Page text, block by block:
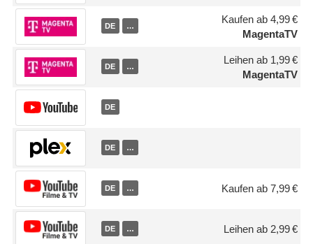
DE …
Kaufen ab 4,99 €
MagentaTV
DE …
Leihen ab 1,99 €
MagentaTV
DE
DE …
DE … Kaufen ab 7,99 €
DE … Leihen ab 2,99 €